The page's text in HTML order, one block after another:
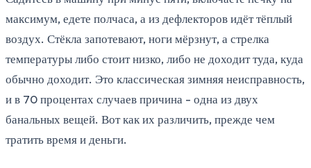
максимум, едете полчаса, а из дефлекторов идёт тёплый
воздух. Стёкла запотевают, ноги мёрзнут, а стрелка
температуры либо стоит низко, либо не доходит туда, куда
обычно доходит. Это классическая зимняя неисправность,
и в 70 процентах случаев причина - одна из двух
банальных вещей. Вот как их различить, прежде чем
тратить время и деньги.